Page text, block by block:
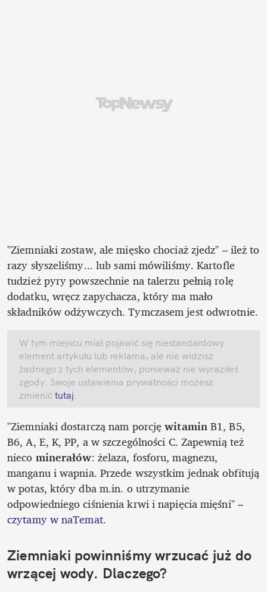
"Ziemniaki zostaw, ale mięsko chociaż zjedz" – ileż to
razy słyszeliśmy... lub sami mówiliśmy. Kartofle
tudzież pyry powszechnie na talerzu pełnią rolę
dodatku, wręcz zapychacza, który ma mało
W tym miejscu miał pojawić się niestandardowy
element artykułu lub reklama, ale nie widzisz
żadnego z tych elementów, ponieważ nie wyraziłeś
zgody. Swoje ustawienia prywatności możesz
zmienić tutaj.
"Ziemniaki dostarczą nam porcję witamin B1, B5,
B6, A, E, K, PP, a w szczególności C. Zapewnią też
nieco minerałów: żelaza, fosforu, magnezu,
manganu i wapnia. Przede wszystkim jednak obfitują
w potas, który dba m.in. o utrzymanie
odpowiedniego ciśnienia krwi i napięcia mięśni" –
czytamy w naTemat.
Ziemniaki powinniśmy wrzucać już do
wrzącej wody. Dlaczego?